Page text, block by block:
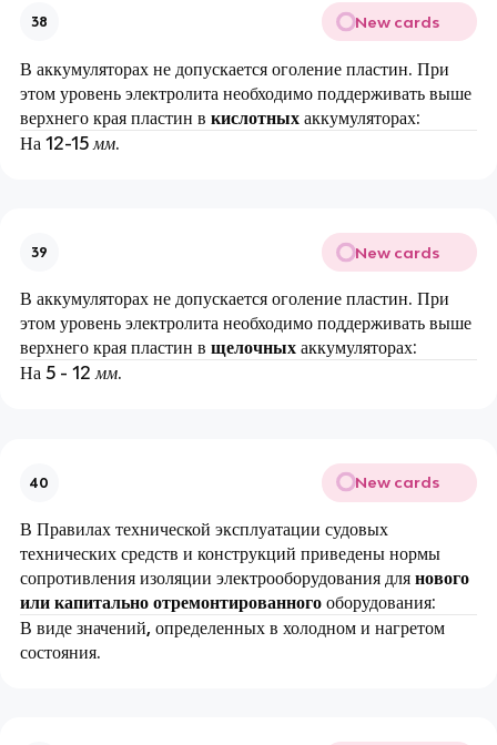
38 New cards
В аккумуляторах не допускается оголение пластин. При
этом уровень электролита необходимо поддерживать выше
верхнего края пластин в кислотныхаккумуляторах:
На 12-15 мм.
39 New cards
В аккумуляторах не допускается оголение пластин. При
этом уровень электролита необходимо поддерживать выше
верхнего края пластин в щелочныхаккумуляторах:
На 5 - 12мм.
40 New cards
В Правилах технической эксплуатации судовых
технических средств и конструкций приведены нормы
сопротивления изоляции электрооборудования для нового
или капитально отремонтированногооборудования:
В виде значений, определенных в холодном и нагретом
состояния.